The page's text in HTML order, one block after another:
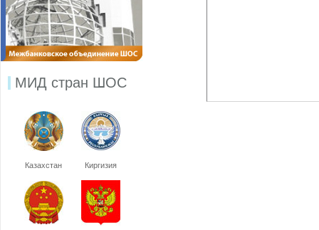
МИД стран ШОС
Казахстан Киргизия